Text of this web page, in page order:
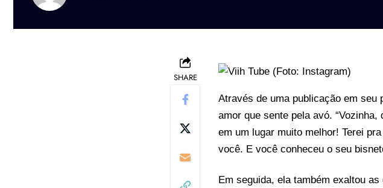
SHARE
Através de uma publicação em seu
amor que sente pela avó.
em um lugar muito melhor! Terei
você. E você conheceu o seu
Em seguida, ela também exaltou